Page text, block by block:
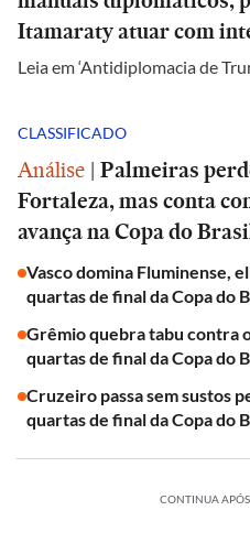
Itamaraty atuar com
Leia em ‘Antidiplomacia de
CLASSIFICADO
Análise | Palmeiras
Fortaleza, mas conta
avança na Copa do
Vasco domina Fluminense,
quartas de final da Copa do
Grêmio quebra tabu contra
quartas de final da Copa do
Cruzeiro passa sem sustos
quartas de final da Copa do
CONTINUA